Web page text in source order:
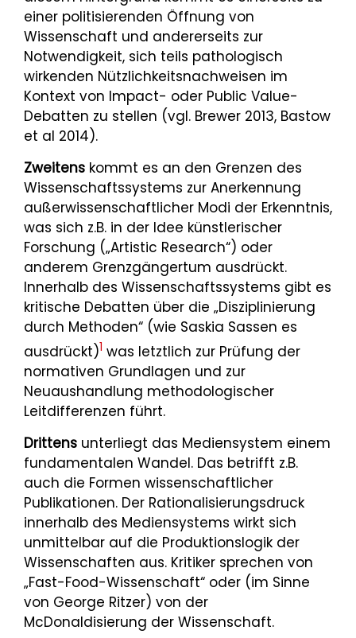
einer politisierenden Öffnung von
Wissenschaft und andererseits zur
Notwendigkeit, sich teils pathologisch
wirkenden Nützlichkeitsnachweisen im
Kontext von Impact- oder Public Value-
Debatten zu stellen (vgl. Brewer 2013, Bastow
et al 2014).
Zweitens kommt es an den Grenzen des
Wissenschaftssystems zur Anerkennung
außerwissenschaftlicher Modi der Erkenntnis,
was sich z.B. in der Idee künstlerischer
Forschung („Artistic Research“) oder
anderem Grenzgängertum ausdrückt.
Innerhalb des Wissenschaftssystems gibt es
kritische Debatten über die „Disziplinierung
durch Methoden“ (wie Saskia Sassen es
ausdrückt)1 was letztlich zur Prüfung der
normativen Grundlagen und zur
Neuaushandlung methodologischer
Leitdifferenzen führt.
Drittens unterliegt das Mediensystem einem
fundamentalen Wandel. Das betrifft z.B.
auch die Formen wissenschaftlicher
Publikationen. Der Rationalisierungsdruck
innerhalb des Mediensystems wirkt sich
unmittelbar auf die Produktionslogik der
Wissenschaften aus. Kritiker sprechen von
„Fast-Food-Wissenschaft“ oder (im Sinne
von George Ritzer) von der
McDonaldisierung der Wissenschaft.